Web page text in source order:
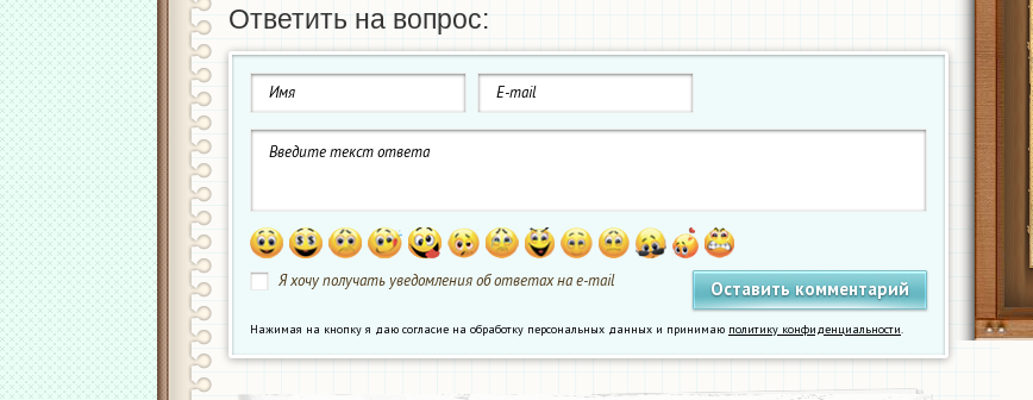
Ответить на вопрос:
Я хочу получать уведомления об ответах на e-mail
Нажимая на кнопку я даю согласие на обработку персональных данных и принимаю политику конфиденциальности.